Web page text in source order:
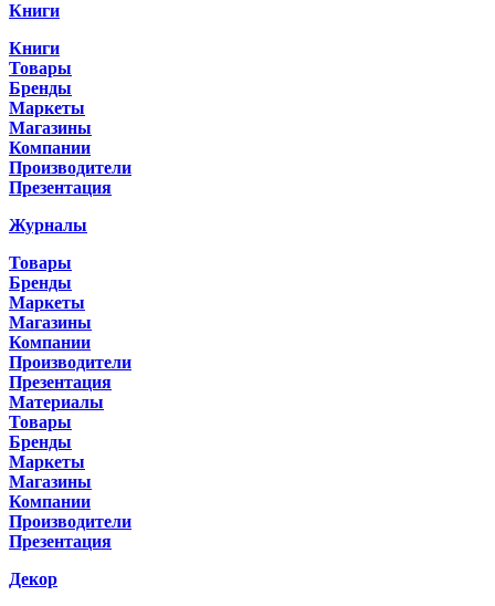
Книги
Книги
Товары
Бренды
Маркеты
Магазины
Компании
Производители
Презентация
Журналы
Товары
Бренды
Маркеты
Магазины
Компании
Производители
Презентация
Материалы
Товары
Бренды
Маркеты
Магазины
Компании
Производители
Презентация
Декор